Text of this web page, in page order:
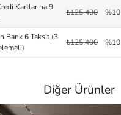
Kartlarına 9
₺125.400 %10
Bank 6 Taksit (3
₺125.400 %10
Diğer Ürünler